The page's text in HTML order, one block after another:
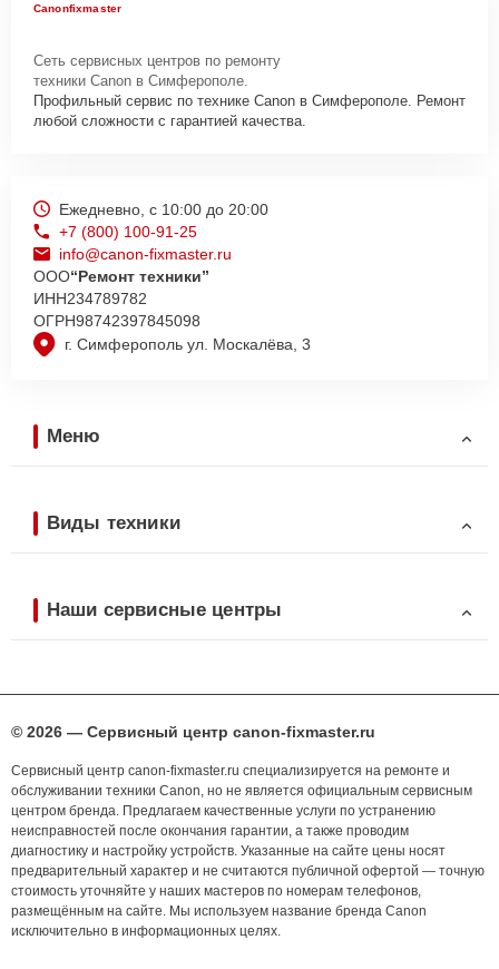
Canonfixmaster
Сеть сервисных центров по ремонту
техники Canon в Симферополе.
Профильный сервис по технике Canon в Симферополе. Ремонт
любой сложности с гарантией качества.
г. Симферополь ул. Москалёва, 3
Ежедневно, с 10:00 до 20:00
+7 (800) 100-91-25
info@canon-fixmaster.ru
ООО“Ремонт техники”
ИНН234789782
ОГРН98742397845098
Меню
Виды техники
Наши сервисные центры
© 2026 — Сервисный центр canon-fixmaster.ru
Сервисный центр canon-fixmaster.ru специализируется на ремонте и
обслуживании техники Canon, но не является официальным сервисным
центром бренда. Предлагаем качественные услуги по устранению
неисправностей после окончания гарантии, а также проводим
диагностику и настройку устройств. Указанные на сайте цены носят
предварительный характер и не считаются публичной офертой — точную
стоимость уточняйте у наших мастеров по номерам телефонов,
размещённым на сайте. Мы используем название бренда Canon
исключительно в информационных целях.